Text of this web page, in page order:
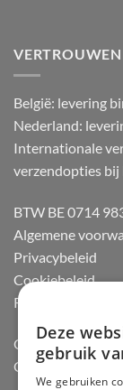
België: levering
Nederland:
Internationale
verzendopties bij
BTW BE 0714
Algemene
Privacybeleid
Cookiebeleid
Retourneren
Officiële dealer
Officiële advisor
Deze
gebruik
We gebruiken